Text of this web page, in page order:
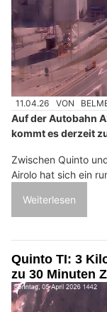
11.04.26 VON
Auf der Autobahn
kommt es derzeit
Zwischen Quinto
Airolo hat sich ein
Weiterlesen
Quinto TI: 3
zu 30 Minuten